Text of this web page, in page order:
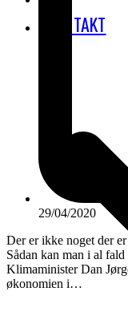
KONTAKT
29/04/2020
Der er ikke noget der
Sådan kan man i al
Klimaminister Dan
økonomien i…